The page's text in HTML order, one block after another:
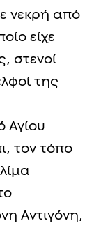
νεκρή από
είχε
στενοί
της
Αγίου
τον τόπο
Αντιγόνη,